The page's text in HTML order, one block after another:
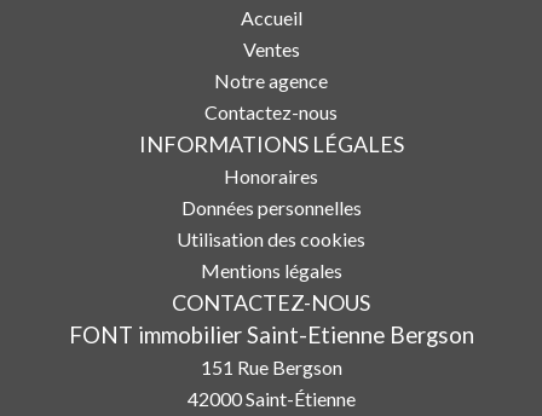
Accueil
Ventes
Notre agence
Contactez-nous
INFORMATIONS LÉGALES
Honoraires
Données personnelles
Utilisation des cookies
Mentions légales
CONTACTEZ-NOUS
FONT immobilier Saint-Etienne Bergson
151 Rue Bergson
42000Saint-Étienne